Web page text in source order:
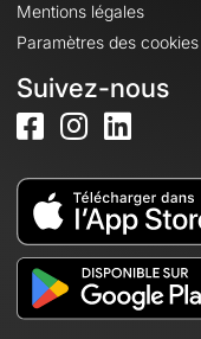
Mentions légales
Paramètres des cookies
Suivez-nous